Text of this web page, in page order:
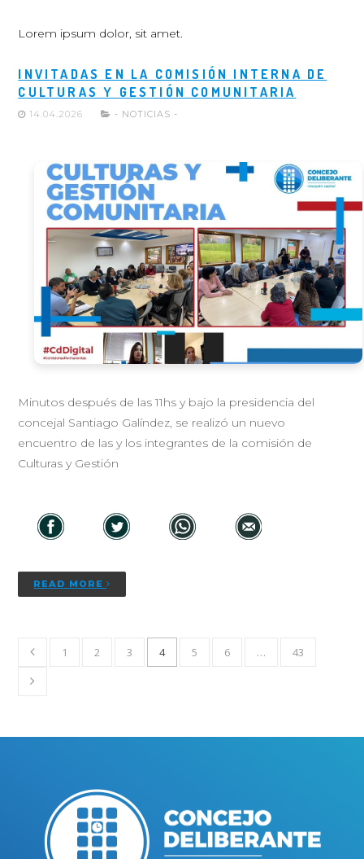
Lorem ipsum dolor, sit amet.
INVITADAS EN LA COMISIÓN INTERNA DE
CULTURAS Y GESTIÓN COMUNITARIA
14.04.2026 - NOTICIAS -
Minutos después de las 11hs y bajo la presidencia del
concejal Santiago Galíndez, se realizó un nuevo
encuentro de las y los integrantes de la comisión de
Culturas y Gestión
READ MORE
1 2 3 4 5 6 … 43